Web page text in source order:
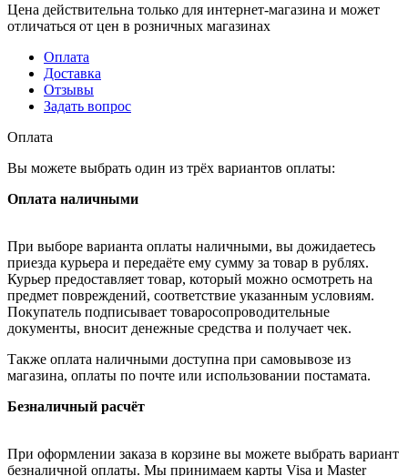
Цена действительна только для интернет-магазина и может
отличаться от цен в розничных магазинах
Оплата
Доставка
Отзывы
Задать вопрос
Оплата
Вы можете выбрать один из трёх вариантов оплаты:
Оплата наличными
При выборе варианта оплаты наличными, вы дожидаетесь
приезда курьера и передаёте ему сумму за товар в рублях.
Курьер предоставляет товар, который можно осмотреть на
предмет повреждений, соответствие указанным условиям.
Покупатель подписывает товаросопроводительные
документы, вносит денежные средства и получает чек.
Также оплата наличными доступна при самовывозе из
магазина, оплаты по почте или использовании постамата.
Безналичный расчёт
При оформлении заказа в корзине вы можете выбрать вариант
безналичной оплаты. Мы принимаем карты Visa и Master